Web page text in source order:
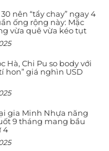
nên “tẩy chay” ngay 4
ống rộng này: Mặc
vừa quê vừa kéo tụt
Hà, Chi Pu so body với
hon” giá nghìn USD
gia Minh Nhựa năng
9 tháng mang bầu
4